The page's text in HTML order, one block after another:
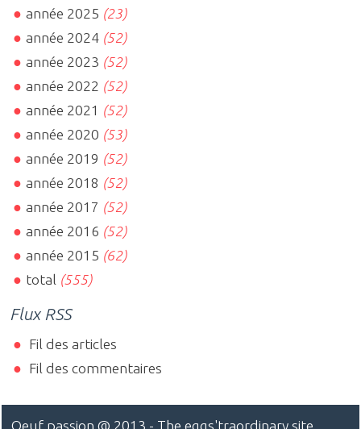
année 2025 (23)
année 2024 (52)
année 2023 (52)
année 2022 (52)
année 2021 (52)
année 2020 (53)
année 2019 (52)
année 2018 (52)
année 2017 (52)
année 2016 (52)
année 2015 (62)
total (555)
Flux RSS
Fil des articles
Fil des commentaires
Oeuf passion @ 2013 - The eggs'traordinary site